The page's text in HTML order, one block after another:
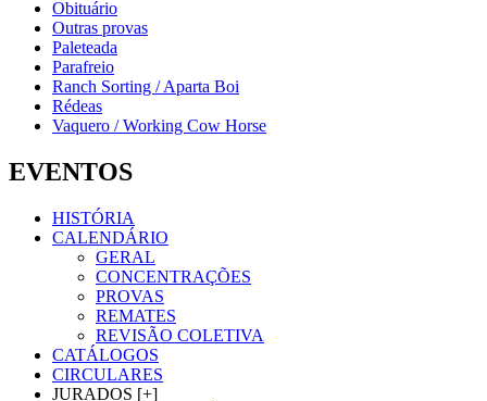
Obituário
Outras provas
Paleteada
Parafreio
Ranch Sorting / Aparta Boi
Rédeas
Vaquero / Working Cow Horse
EVENTOS
HISTÓRIA
CALENDÁRIO
GERAL
CONCENTRAÇÕES
PROVAS
REMATES
REVISÃO COLETIVA
CATÁLOGOS
CIRCULARES
JURADOS [+]